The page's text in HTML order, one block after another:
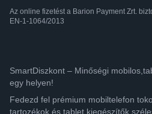
Az online fizetést a Barion Payment Zrt.
EN-1-1064/2013
SmartDiszkont – Minőségi
egy helyen!
Fedezd fel prémium mobiltelefon
tartozékok és tablet kiegészítők